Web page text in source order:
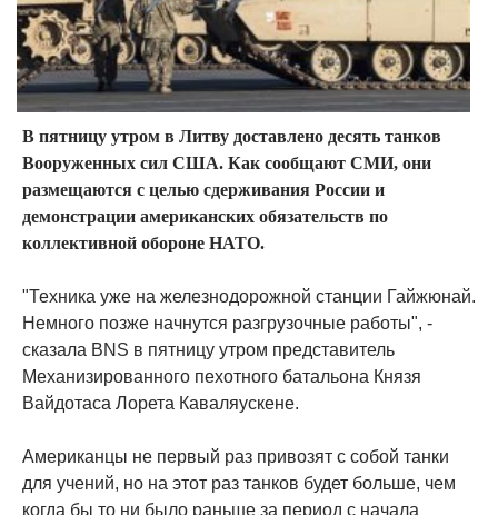
В пятницу утром в Литву доставлено десять танков
Вооруженных сил США. Как сообщают СМИ, они
размещаются с целью сдерживания России и
демонстрации американских обязательств по
коллективной обороне НАТО.
"Техника уже на железнодорожной станции Гайжюнай.
Немного позже начнутся разгрузочные работы", -
сказала BNS в пятницу утром представитель
Механизированного пехотного батальона Князя
Вайдотаса Лорета Каваляускене.
Американцы не первый раз привозят с собой танки
для учений, но на этот раз танков будет больше, чем
когда бы то ни было раньше за период с начала